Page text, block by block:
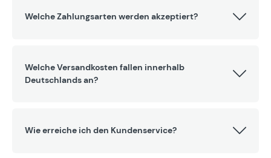
Welche Zahlungsarten werden akzeptiert?
Welche Versandkosten fallen innerhalb
Deutschlands an?
Wie erreiche ich den Kundenservice?